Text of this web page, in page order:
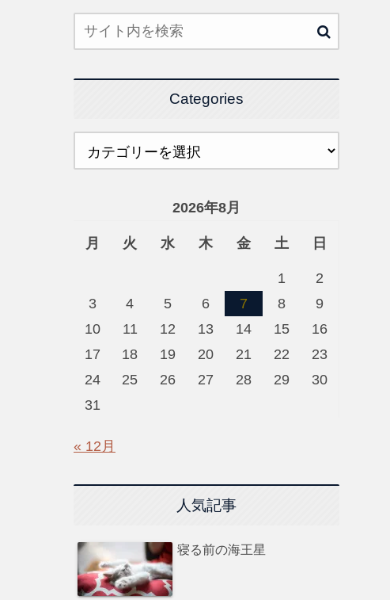
Categories
2026年8月
月 火 水 木 金 土 日
1
2
3
4 5 6 7 8
9
10
11 12 13 14 15
16
17
18 19 20 21 22
23
24
25 26 27 28 29
30
31
« 12月
人気記事
寝る前の海王星